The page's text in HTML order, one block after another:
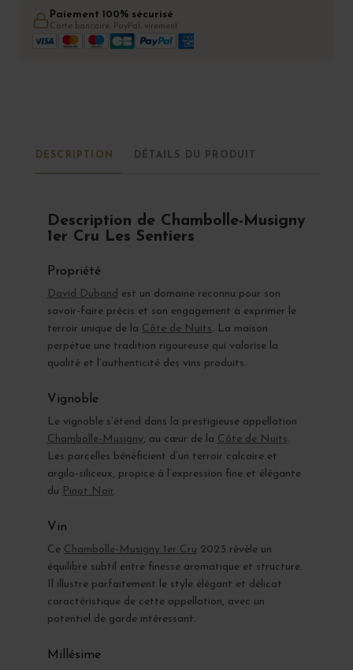
Paiement 100% sécurisé
Carte bancaire, PayPal, virement
DESCRIPTION DÉTAILS DU PRODUIT
Description de Chambolle-Musigny
1er Cru Les Sentiers
Propriété
David Duband est un domaine reconnu pour son
savoir-faire précis et son engagement à exprimer le
terroir unique de la Côte de Nuits. La maison
perpétue une tradition rigoureuse qui valorise la
qualité et l’authenticité des vins produits.
Vignoble
Le vignoble s’étend dans la prestigieuse appellation
Chambolle-Musigny, au cœur de la Côte de Nuits.
Les parcelles bénéficient d’un terroir calcaire et
argilo-siliceux, propice à l’expression fine et élégante
du Pinot Noir.
Vin
Ce Chambolle-Musigny 1er Cru 2023 révèle un
équilibre subtil entre finesse aromatique et structure.
Il illustre parfaitement le style élégant et délicat
caractéristique de cette appellation, avec un
potentiel de garde intéressant.
Millésime